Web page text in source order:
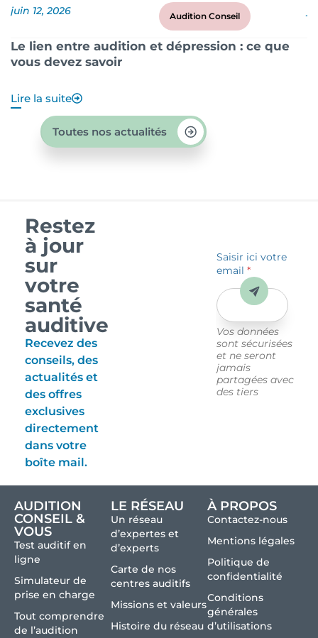
juin 12, 2026 Audition Conseil
Le lien entre audition et dépression : ce que
vous devez savoir
Lire la suite
Toutes nos actualités
Restez
à jour
sur
votre
santé
auditive
Recevez des
conseils, des
actualités et
des offres
exclusives
directement
dans votre
boîte mail.
Saisir ici votre
email*
Vos données
sont sécurisées
et ne seront
jamais
partagées avec
des tiers
Envoyer
AUDITION
CONSEIL &
VOUS
Test auditif en
ligne
Simulateur de
prise en charge
Tout comprendre
de l’audition
LE RÉSEAU
Un réseau
d’expertes et
d’experts
Carte de nos
centres auditifs
Missions et valeurs
Histoire du réseau
À PROPOS
Contactez-nous
Mentions légales
Politique de
confidentialité
Conditions
générales
d’utilisations